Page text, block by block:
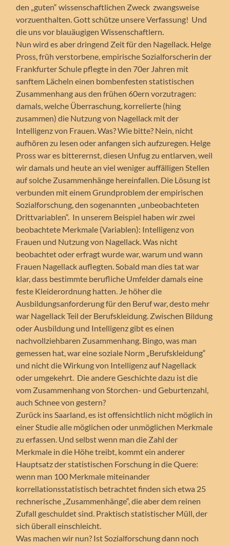
den „guten“ wissenschaftlichen Zweck zwangsweise
vorzuenthalten. Gott schütze unsere Verfassung! Und
die uns vor blauäugigen Wissenschaftlern.
Nun wird es aber dringend Zeit für den Nagellack. Helge
Pross, früh verstorbene, empirische Sozialforscherin der
Frankfurter Schule pflegte in den 70er Jahren mit
sanftem Lächeln einen bombenfesten statistischen
Zusammenhang aus den frühen 60ern vorzutragen:
damals, welche Überraschung, korrelierte (hing
zusammen) die Nutzung von Nagellack mit der
Intelligenz von Frauen. Was? Wie bitte? Nein, nicht
aufhören zu lesen oder anfangen sich aufzuregen. Helge
Pross war es bitterernst, diesen Unfug zu entlarven, weil
wir damals und heute an viel weniger auffälligen Stellen
auf solche Zusammenhänge hereinfallen. Die Lösung ist
verbunden mit einem Grundproblem der empirischen
Sozialforschung, den sogenannten „unbeobachteten
Drittvariablen“. In unserem Beispiel haben wir zwei
beobachtete Merkmale (Variablen): Intelligenz von
Frauen und Nutzung von Nagellack. Was nicht
beobachtet oder erfragt wurde war, warum und wann
Frauen Nagellack auflegten. Sobald man dies tat war
klar, dass bestimmte berufliche Umfelder damals eine
feste Kleiderordnung hatten. Je höher die
Ausbildungsanforderung für den Beruf war, desto mehr
war Nagellack Teil der Berufskleidung. Zwischen Bildung
oder Ausbildung und Intelligenz gibt es einen
nachvollziehbaren Zusammenhang. Bingo, was man
gemessen hat, war eine soziale Norm „Berufskleidung“
und nicht die Wirkung von Intelligenz auf Nagellack
oder umgekehrt. Die andere Geschichte dazu ist die
vom Zusammenhang von Storchen- und Geburtenzahl,
auch Schnee von gestern?
Zurück ins Saarland, es ist offensichtlich nicht möglich in
einer Studie alle möglichen oder unmöglichen Merkmale
zu erfassen. Und selbst wenn man die Zahl der
Merkmale in die Höhe treibt, kommt ein anderer
Hauptsatz der statistischen Forschung in die Quere:
wenn man 100 Merkmale miteinander
korrellationsstatistisch betrachtet finden sich etwa 25
rechnerische „Zusammenhänge“, die aber dem reinen
Zufall geschuldet sind. Praktisch statistischer Müll, der
sich überall einschleicht.
Was machen wir nun? Ist Sozialforschung dann noch